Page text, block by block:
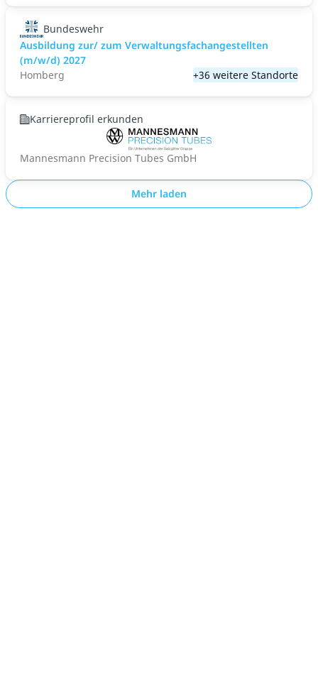
Bundeswehr
Ausbildung zur/ zum Verwaltungsfachangestellten
(m/w/d) 2027
Homberg
+36 weitere Standorte
Karriereprofil erkunden
Mannesmann Precision Tubes GmbH
Mehr laden